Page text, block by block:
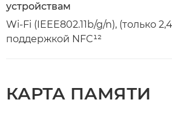
устройствам
Wi-Fi (IEEE802.11b/g/n), (только
поддержкой NFC¹²
КАРТА ПАМЯТИ